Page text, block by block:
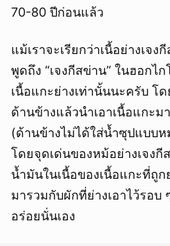
70-80 ปีก่อนแล้ว
แม้เราจะเรียกว่าเนื้อย่างเจ
พูดถึง “เจงกีสข่าน” ในฮอกไ
เนื้อแกะย่างเท่านั้นนะครับ โ
ด้านข้างแล้วนำเอาเนื้อแกะม
(ด้านข้างไม่ได้ใส่น้ำซุปแบบห
โดยจุดเด่นของหม้อย่างเจง
น้ำมันในเนื้อของเนื้อแกะที่ถู
มารวมกับผักที่ย่างเอาไว้รอบ
อร่อยนั่นเอง